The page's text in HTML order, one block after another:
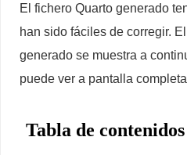
El fichero Quarto generado
han sido fáciles de corregir.
generado se muestra a
puede ver a pantalla